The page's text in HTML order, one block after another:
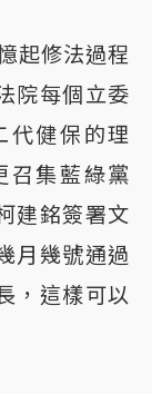
起修法過程
院每個立委
代健保的理
召集藍綠黨
建銘簽署文
月幾號通過
，這樣可以